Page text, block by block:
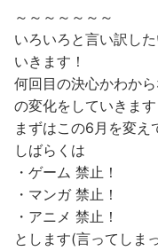
～～～～～～～
いろいろと言い訳し
いきます！
何回目の決心かわか
の変化をしていきます
まずはこの6月を変え
しばらくは
・ゲーム 禁止！
・マンガ 禁止！
・アニメ 禁止！
とします(言ってしま